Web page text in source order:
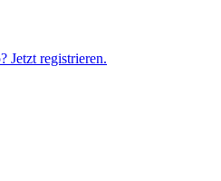
Jetzt registrieren.